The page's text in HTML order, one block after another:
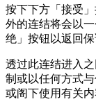
按下下方「接受
外的连结将会以
绝」按钮以返回保
透过此连结进入
制或以任何方式
或阁下使用有关内